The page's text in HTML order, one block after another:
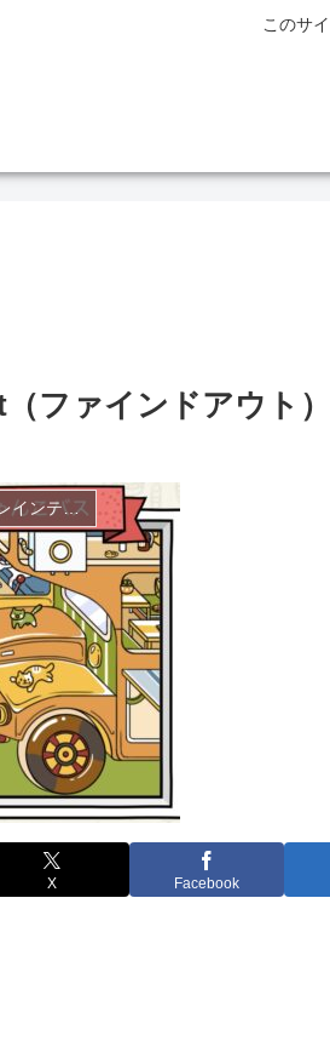
このサ
ファインドアウト
Brain Test(ブレインテスト)
X Facebook